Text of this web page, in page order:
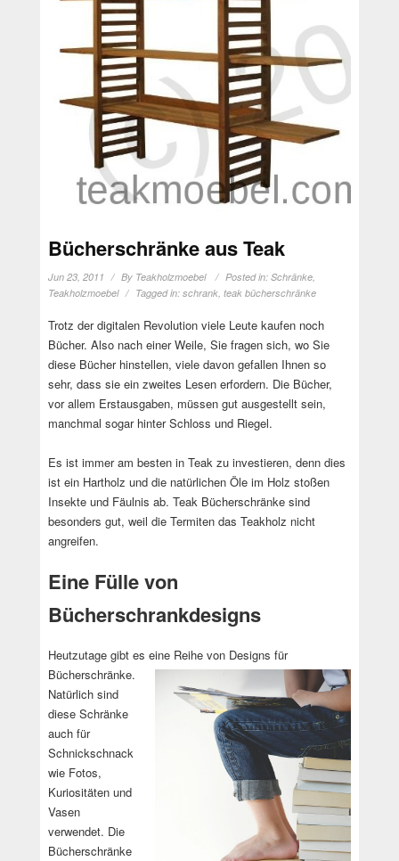
Bücherschränke aus Teak
Jun 23, 2011 By Teakholzmoebel Posted in: Schränke,
Teakholzmoebel
Tagged in: schrank, teak bücherschränke
Trotz der digitalen Revolution viele Leute kaufen noch
Bücher. Also nach einer Weile, Sie fragen sich, wo Sie
diese Bücher hinstellen, viele davon gefallen Ihnen so
sehr, dass sie ein zweites Lesen erfordern. Die Bücher,
vor allem Erstausgaben, müssen gut ausgestellt sein,
manchmal sogar hinter Schloss und Riegel.
Es ist immer am besten in Teak zu investieren, denn dies
ist ein Hartholz und die natürlichen Öle im Holz stoßen
Insekte und Fäulnis ab. Teak Bücherschränke sind
besonders gut, weil die Termiten das Teakholz nicht
angreifen.
Eine Fülle von
Bücherschrankdesigns
Heutzutage gibt es eine Reihe von Designs für
Bücherschränke.
Natürlich sind
diese Schränke
auch für
Schnickschnack
wie Fotos,
Kuriositäten und
Vasen
verwendet. Die
Bücherschränke